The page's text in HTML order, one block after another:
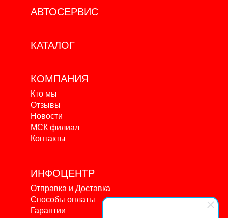
АВТОСЕРВИС
КАТАЛОГ
КОМПАНИЯ
Кто мы
Отзывы
Новости
МСК филиал
Контакты
ИНФОЦЕНТР
Отправка и Доставка
Способы оплаты
Гарантии